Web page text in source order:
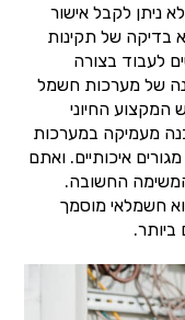
ניתן לקבל אישור
בדיקה של תקינות
לעבוד בצורה
של מערכות חשמל
החיוני
מעמיקה במערכות
איכותיים. ואתם
החשובה.
חשמלאי מוסמך